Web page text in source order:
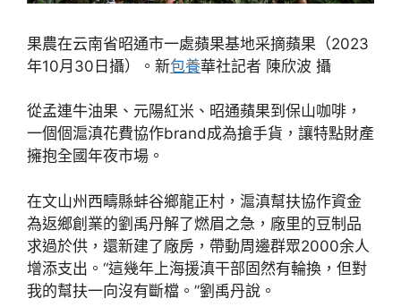
果農在云南省昭通市一處蘋果基地采摘蘋果（2023
年10月30日攝）。新包養華社記者 陳欣波 攝
從孟連牛油果、元陽紅米、昭通蘋果到保山咖啡，
一個個滬滇花費協作brand成為搶手貨，讓特點財產
擁抱全國年夜市場。
在文山州西疇縣蚌谷鄉龍正村，滬滇幫扶協作資金
為返鄉創業的劉禹丹解了燃眉之急，廠里的豆制品
求過於供，還新建了廠房，帶動周邊群眾2000余人
增添支出。“這幾年上海援滇干部固然有輪換，但對
我的幫扶一向沒有斷檔。”劉禹丹說。